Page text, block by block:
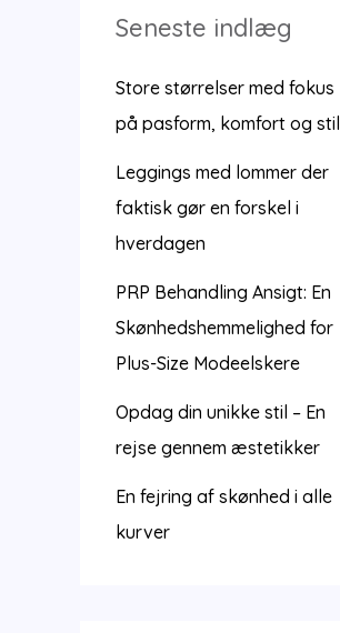
Seneste indlæg
Store størrelser med fokus
på pasform, komfort og stil
Leggings med lommer der
faktisk gør en forskel i
hverdagen
PRP Behandling Ansigt: En
Skønhedshemmelighed for
Plus-Size Modeelskere
Opdag din unikke stil – En
rejse gennem æstetikker
En fejring af skønhed i alle
kurver